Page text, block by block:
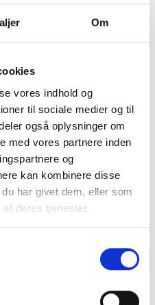
Om
vores indhold og
til sociale medier og til
også oplysninger om
med vores partnere inden
og
kan kombinere disse
har givet dem, eller som
deres tjenester.
forekommer
variationer i farve og
og farveprøver er